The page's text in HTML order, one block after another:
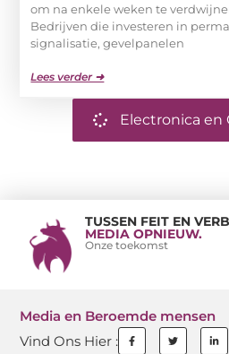
om na enkele weken te
Bedrijven die investeren in
signalisatie, gevelpanelen
Lees verder ➜
Electronica en
TUSSEN FEIT EN
MEDIA OPNIEUW.
Onze toekomst
Media en Beroemde mensen
Vind Ons Hier :